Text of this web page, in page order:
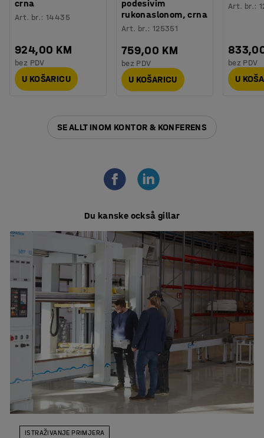
crna
Art. br.:14435
924,00 KM
bez PDV
U KOŠARICU
podesivim
rukonaslonom, crna
Art. br.: 125351
759,00 KM
bez PDV
U KOŠARICU
Art. br.:
bez PDV
U
SE ALLT INOM KONTOR & KONFERENS
Du kanske också gillar
ISTRAŽIVANJE PRIMJERA